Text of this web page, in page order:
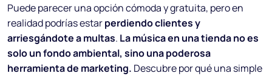
Puede parecer una opción cómoda y gratuita, pero en
realidad podrías estarperdiendo clientes y
arriesgándote a multas. La música en una tienda no es
solo un fondo ambiental, sino una poderosa
herramienta de marketing. Descubre por qué una simple